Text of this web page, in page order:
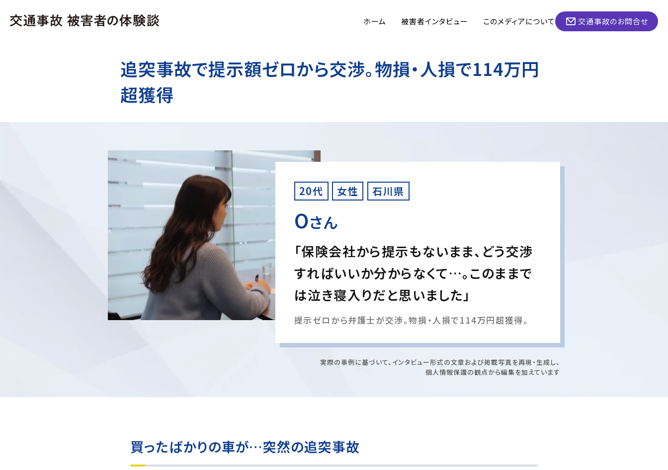
ホーム 被害者インタビュー このメディアについて 交通事故のお問合せ
追突事故で提示額ゼロから交渉。物損・人損で114万円
超獲得
20代 女性 石川県
Oさん
「保険会社から提示もないまま、どう交渉
すればいいか分からなくて…。このままで
は泣き寝入りだと思いました」
提示ゼロから弁護士が交渉。物損・人損で114万円超獲得。
実際の事例に基づいて、インタビュー形式の文章および掲載写真を再現・生成し、
個人情報保護の観点から編集を加えています
買ったばかりの車が…突然の追突事故